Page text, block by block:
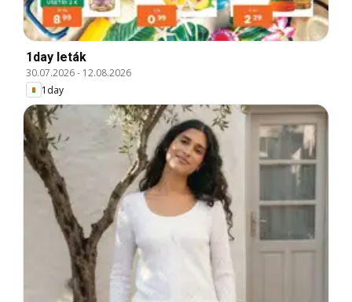
1day leták
30.07.2026- 12.08.2026
1day